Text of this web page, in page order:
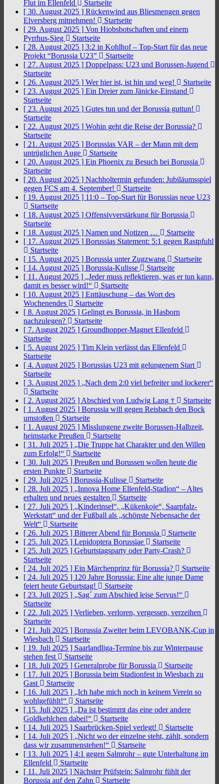
Flut im Ellenfeld
Startseite
[ 30. August 2025 ] Rückenwind aus Bliesmengen gegen
Elversberg mitnehmen!
Startseite
[ 29. August 2025 ] Von Hiobsbotschaften und einem
Pyrrhus-Sieg
Startseite
[ 28. August 2025 ] 3:2 in Kohlhof – Top-Start für das neue
Projekt “Borussia U23”
Startseite
[ 27. August 2025 ] Doppelpass: U23 und Borussen-Jugend
Startseite
[ 26. August 2025 ] Wer hier ist, ist hin und weg!
Startseite
[ 23. August 2025 ] Ein Dreier zum Jänicke-Einstand
Startseite
[ 23. August 2025 ] Gutes tun und der Borussia guttun!
Startseite
[ 22. August 2025 ] Wohin geht die Reise der Borussia?
Startseite
[ 21. August 2025 ] Borussias VAR – der Mann mit dem
untrüglichen Auge
Startseite
[ 20. August 2025 ] Ein Phoenix zu Besuch bei Borussia
Startseite
[ 20. August 2025 ] Nachholtermin gefunden: Jubiläumsspiel
gegen FCS am 4. September!
Startseite
[ 19. August 2025 ] 11:0 – Top-Start für Borussias neue U23
Startseite
[ 18. August 2025 ] Offensivverstärkung für Borussia
Startseite
[ 18. August 2025 ] Namen und Notizen …
Startseite
[ 17. August 2025 ] Borussias Statement: 5:1 gegen Rastpfuhl
Startseite
[ 15. August 2025 ] Borussia unter Zugzwang
Startseite
[ 14. August 2025 ] Borussia-Kulisse
Startseite
[ 11. August 2025 ] „Jeder muss reflektieren, was er tun kann,
damit es besser wird!“
Startseite
[ 10. August 2025 ] Enttäuschung – das Wort des
Wochenendes
Startseite
[ 8. August 2025 ] Gelingt es Borussia, in Hasborn
nachzulegen?
Startseite
[ 7. August 2025 ] Groundhopper-Magnet Ellenfeld
Startseite
[ 5. August 2025 ] Tim Klein verlässt das Ellenfeld
Startseite
[ 4. August 2025 ] Borussias U23 mit gelungenem Start
Startseite
[ 3. August 2025 ] „Nach dem 2:0 viel befreiter und lockerer“
Startseite
[ 2. August 2025 ] Abschied von Ludwig Lang †
Startseite
[ 1. August 2025 ] Borussia will gegen Reisbach den Bock
umstoßen
Startseite
[ 1. August 2025 ] Misslungene zweite Borussen-Halbzeit,
heimstarke Preußen
Startseite
[ 31. Juli 2025 ] „Die Truppe hat Charakter und den Willen
zum Erfolg!“
Startseite
[ 30. Juli 2025 ] Preußen und Borussen wollen heute die
ersten Punkte
Startseite
[ 29. Juli 2025 ] Borussia-Kulisse
Startseite
[ 28. Juli 2025 ] „Innova Home Ellenfeld-Stadion“ – Altes
erhalten und neues gestalten
Startseite
[ 27. Juli 2025 ] „Kinderinsel“, „Kükenkoje“, Saarpfalz-
Werkstatt“ und der Fußball als „schönste Nebensache der
Welt“
Startseite
[ 26. Juli 2025 ] Bitterer Abend für Borussia
Startseite
[ 25. Juli 2025 ] Lepidoptera Borussiae
Startseite
[ 25. Juli 2025 ] Geburtstagsparty oder Party-Crash?
Startseite
[ 24. Juli 2025 ] Ein Märchenprinz für Borussia?
Startseite
[ 24. Juli 2025 ] 120 Jahre Borussia: Eine alte junge Dame
feiert heute Geburtstag!
Startseite
[ 23. Juli 2025 ] „Sag´ zum Abschied leise Servus!“
Startseite
[ 22. Juli 2025 ] Verlieben, verloren, vergessen, verzeihen
Startseite
[ 21. Juli 2025 ] Borussia Zweiter beim LEVOBANK-Cup in
Wiesbach
Startseite
[ 19. Juli 2025 ] Saarlandliga-Termine bis zur Winterpause
stehen fest
Startseite
[ 18. Juli 2025 ] Generalprobe für Borussia
Startseite
[ 17. Juli 2025 ] Borussia beim Stadionfest in Wiesbach zu
Gast
Startseite
[ 16. Juli 2025 ] „Ich habe mich noch in keinem Verein so
wohlgefühlt!“
Startseite
[ 15. Juli 2025 ] „Da ist bestimmt das eine oder andere
Goldkehlchen dabei!“
Startseite
[ 14. Juli 2025 ] Saarbrücken-Spiel verlegt!
Startseite
[ 14. Juli 2025 ] „Nicht wo der einzelne steht, zählt, sondern
dass wir zusammenstehen!“
Startseite
[ 13. Juli 2025 ] 4:1 gegen Salmrohr – gute Unterhaltung im
Ellenfeld
Startseite
[ 11. Juli 2025 ] Nächster Prüfstein: Salmrohr fühlt der
Borussia auf den Zahn
Startseite